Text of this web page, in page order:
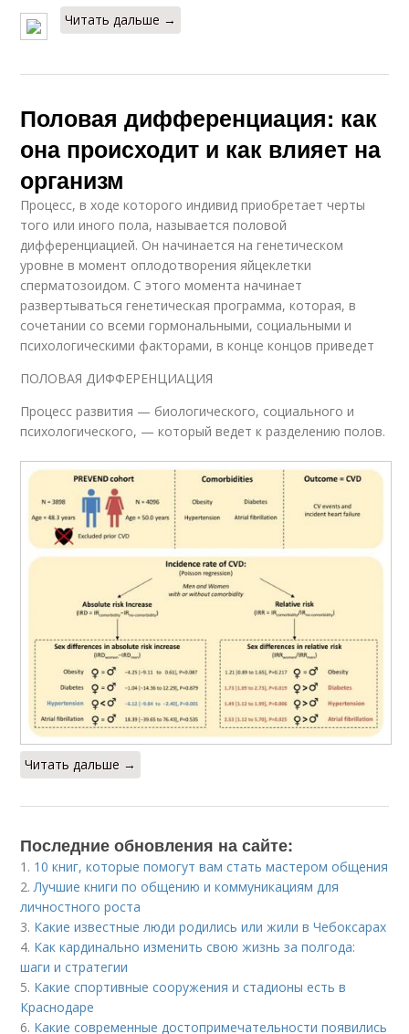
Читать дальше →
Половая дифференциация: как
она происходит и как влияет на
организм
Процесс, в ходе которого индивид приобретает черты
того или иного пола, назы­вается половой
дифференциацией. Он начинается на генетическом
уровне в момент оплодо­творения яйцеклетки
сперматозоидом. С этого момента начинает
развертываться генетическая программа, ко­торая, в
сочетании со всеми гормональными, социальными и
психологическими факторами, в конце концов приведет
ПОЛОВАЯ ДИФФЕРЕНЦИАЦИЯ
Процесс развития — биологиче­ского, социального и
психологи­ческого, — который ведет к разде­лению полов.
Читать дальше →
Последние обновления на сайте:
1. 10 книг, которые помогут вам стать мастером общения
2.Лучшие книги по общению и коммуникациям для
личностного роста
3. Какие известные люди родились или жили в Чебоксарах
4. Как кардинально изменить свою жизнь за полгода:
шаги и стратегии
5. Какие спортивные сооружения и стадионы есть в
Краснодаре
6. Какие современные достопримечательности появились